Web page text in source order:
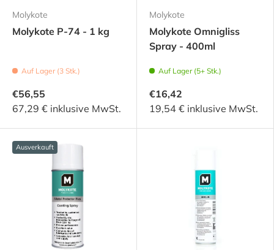
Molykote
Molykote P-74 - 1 kg
Auf Lager (3 Stk.)
€56,55
67,29 € inklusive MwSt.
Molykote
Molykote Omnigliss
Spray - 400ml
Auf Lager (5+ Stk.)
€16,42
19,54 € inklusive MwSt.
Ausverkauft